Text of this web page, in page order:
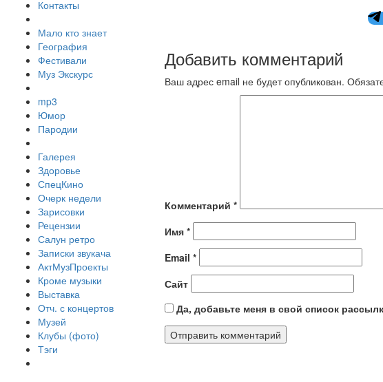
Контакты
Мало кто знает
География
Фестивали
Муз Экскурс
mp3
Юмор
Пародии
Галерея
Здоровье
СпецКино
Очерк недели
Зарисовки
Рецензии
Салун ретро
Записки звукача
АктМузПроекты
Кроме музыки
Выставка
Отч. с концертов
Музей
Клубы (фото)
Тэги
Добавить комментарий
Ваш адрес email не будет опубликован.
Комментарий *
Имя *
Email *
Сайт
Да, добавьте меня в свой список